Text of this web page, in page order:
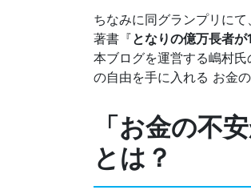
ちなみに同グランプリに
著書『となりの億万長者
本ブログを運営する嶋村
の自由を手に入れる お金の
「お金の不
とは？